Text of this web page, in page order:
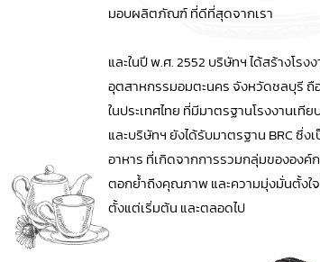
มอบผลิตภัณฑ์ ที่ดีที่สุดจากเรา
และในปี พ.ศ. 2552 บริษัทฯ ได้สร้างโ
อุตสาหกรรมอมตะนคร จังหวัดชลบุรี ถื
ในประเทศไทย ที่มีมาตรฐานโรงงานเที
และบริษัทฯ ยังได้รับมาตรฐาน BRC ซึ่
อาหาร ที่เกิดจากการรวมกลุ่มขององ
ตอกย้ำถึงคุณภาพ และความมุ่งมั่นตั้งใ
ตั้งแต่เริ่มต้น และตลอดไป